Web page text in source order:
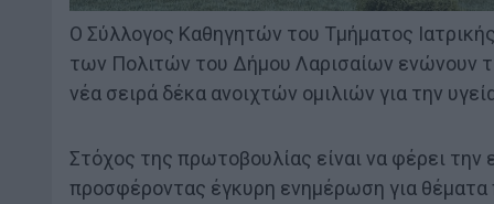
Ο Σύλλογος Καθηγητών του Τμήματος
των Πολιτών του Δήμου Λαρισαίων ενώνουν
νέα σειρά δέκα ανοιχτών ομιλιών για την
Στόχος της πρωτοβουλίας είναι να φέρει
προσφέροντας έγκυρη ενημέρωση για